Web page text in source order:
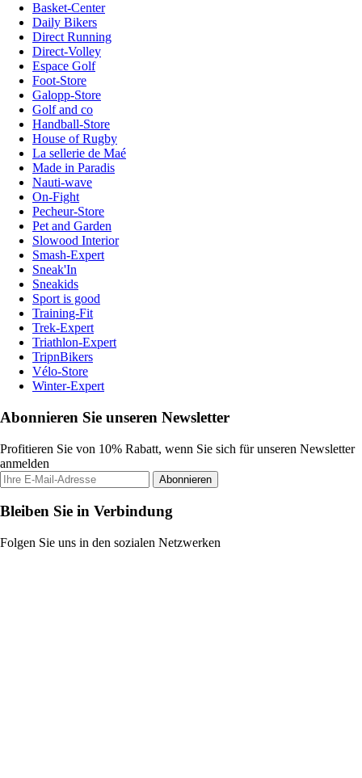
Basket-Center
Daily Bikers
Direct Running
Direct-Volley
Espace Golf
Foot-Store
Galopp-Store
Golf and co
Handball-Store
House of Rugby
La sellerie de Maé
Made in Paradis
Nauti-wave
On-Fight
Pecheur-Store
Pet and Garden
Slowood Interior
Smash-Expert
Sneak'In
Sneakids
Sport is good
Training-Fit
Trek-Expert
Triathlon-Expert
TripnBikers
Vélo-Store
Winter-Expert
Abonnieren Sie unseren Newsletter
Profitieren Sie von 10% Rabatt, wenn Sie sich für unseren Newsletter
anmelden
Abonnieren
Bleiben Sie in Verbindung
Folgen Sie uns in den sozialen Netzwerken